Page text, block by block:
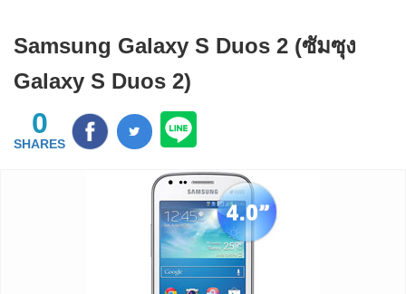
Samsung Galaxy S Duos 2 (ซัมซุง
Galaxy S Duos 2)
0
SHARES